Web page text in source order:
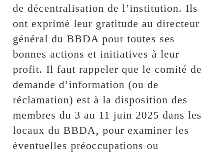
de décentralisation de l’institution. Ils
ont exprimé leur gratitude au directeur
général du BBDA pour toutes ses
bonnes actions et initiatives à leur
profit. Il faut rappeler que le comité de
demande d’information (ou de
réclamation) est à la disposition des
membres du 3 au 11 juin 2025 dans les
locaux du BBDA, pour examiner les
éventuelles préoccupations ou